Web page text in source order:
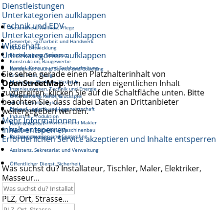
Dienstleistungen
Unterkategorien aufklappen
Gesundheit, Wellnes, Pflege
Gewerbe, Facharbeit und Handwerk
Fortbewegung, Transport
Kundenbetreuung, Service und Coaching
Reinigung und Hauswirtschaft
Unterhaltung, Kunst, Glückspiel
Gastronomie, Tourismus
Haus & Garten
Soziales, Pädagogik, Bildung
Technik und EDV
Unterkategorien aufklappen
EDV, IT, Entwicklung
Konstruktion, Baugewerbe
Grafik, Print, Design
Ingenieurwesen, Technik und Energie
Medien, Audio, Video
Industrie, Produktion
Mechanik, Metallbau, Maschinenbau
Wirtschaft
Unterkategorien aufklappen
Handel, Konsum und Sachbearbeitung
Marketing, Werbung, Vertrieb
Management, Führung
Einkauf, Logistik und Lagerwirtschaft
Finanzwesen, Bankwesen und Makler
Rechnungswesen und Controlling
Assistenz, Sekretariat und Verwaltung
Öffentlicher Dienst, Sicherheit
Sie sehen gerade einen Platzhalterinhalt von
OpenStreetMap. Um auf den eigentlichen Inhalt
zuzugreifen, klicken Sie auf die Schaltfläche unten. Bitte
beachten Sie, dass dabei Daten an Drittanbieter
weitergegeben werden.
Mehr Informationen
Inhalt entsperren
Erforderlichen Service akzeptieren und Inhalte entsperren
Was suchst du? Installateur, Tischler, Maler, Elektriker,
Masseur...
PLZ, Ort, Strasse...